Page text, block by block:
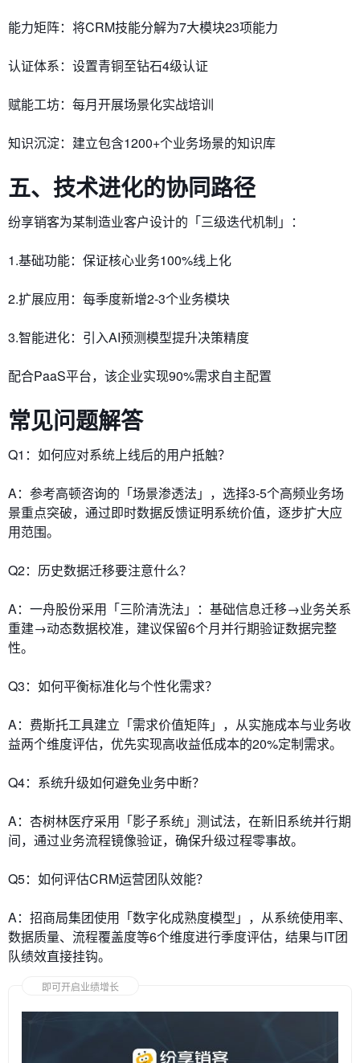
能力矩阵：将CRM技能分解为7大模块23项能力
认证体系：设置青铜至钻石4级认证
赋能工坊：每月开展场景化实战培训
知识沉淀：建立包含1200+个业务场景的知识库
五、技术进化的协同路径
纷享销客为某制造业客户设计的「三级迭代机制」：
1.基础功能：保证核心业务100%线上化
2.扩展应用：每季度新增2-3个业务模块
3.智能进化：引入AI预测模型提升决策精度
配合PaaS平台，该企业实现90%需求自主配置
常见问题解答
Q1：如何应对系统上线后的用户抵触？
A：参考高顿咨询的「场景渗透法」，选择3-5个高频业务场
景重点突破，通过即时数据反馈证明系统价值，逐步扩大应
用范围。
Q2：历史数据迁移要注意什么？
A：一舟股份采用「三阶清洗法」：基础信息迁移→业务关系
重建→动态数据校准，建议保留6个月并行期验证数据完整
性。
Q3：如何平衡标准化与个性化需求？
A：费斯托工具建立「需求价值矩阵」，从实施成本与业务收
益两个维度评估，优先实现高收益低成本的20%定制需求。
Q4：系统升级如何避免业务中断？
A：杏树林医疗采用「影子系统」测试法，在新旧系统并行期
间，通过业务流程镜像验证，确保升级过程零事故。
Q5：如何评估CRM运营团队效能？
A：招商局集团使用「数字化成熟度模型」，从系统使用率、
数据质量、流程覆盖度等6个维度进行季度评估，结果与IT团
队绩效直接挂钩。
即可开启业绩增长